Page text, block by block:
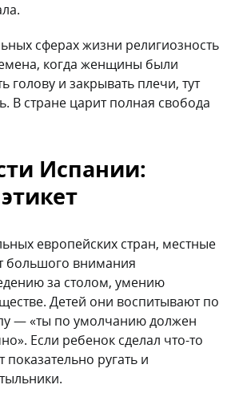
сферах жизни религиозность
когда женщины были
голову и закрывать плечи, тут
В стране царит полная свобода
Испании:
европейских стран, местные
большого внимания
за столом, умению
Детей они воспитывают по
— «ты по умолчанию должен
Если ребенок сделал что-то
показательно ругать и